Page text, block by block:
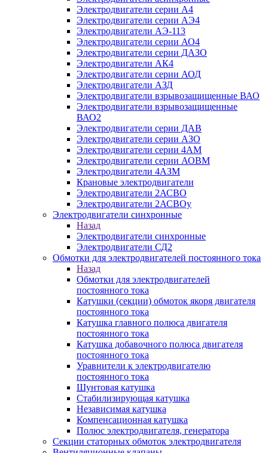
Электродвигатели серии А4
Электродвигатели серии АЭ4
Электродвигатели АЭ-113
Электродвигатели серии АО4
Электродвигатели серии ДАЗО
Электродвигатели АК4
Электродвигатели серии АОД
Электродвигатели АЗД
Электродвигатели взрывозащищенные ВАО
Электродвигатели взрывозащищенные
ВАО2
Электродвигатели серии ДАВ
Электродвигатели серии АЗО
Электродвигатели серии 4АМ
Электродвигатели серии АОВМ
Электродвигатели 4АЗМ
Крановые электродвигатели
Электродвигатели 2АСВО
Электродвигатели 2АСВОу
Электродвигатели синхронные
Назад
Электродвигатели синхронные
Электродвигатели СД2
Обмотки для электродвигателей постоянного тока
Назад
Обмотки для электродвигателей
постоянного тока
Катушки (секции) обмоток якоря двигателя
постоянного тока
Катушка главного полюса двигателя
постоянного тока
Катушка добавочного полюса двигателя
постоянного тока
Уравнители к электродвигателю
постоянного тока
Шунтовая катушка
Стабилизирующая катушка
Независимая катушка
Компенсационная катушка
Полюс электродвигателя, генератора
Секции статорных обмоток электродвигателя